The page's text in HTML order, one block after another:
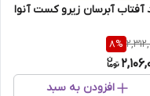
آبرسان زیرو کست آنوا
8%
افزودن به سبد